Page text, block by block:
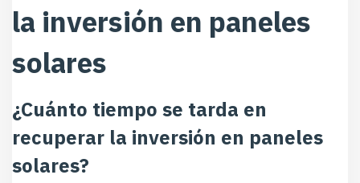
la inversión en paneles
solares
¿Cuánto tiempo se tarda en
recuperar la inversión en paneles
solares?